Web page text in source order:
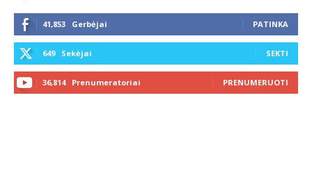
41,853 Gerbėjai PATINKA
649 Sekėjai SEKTI
36,814 Prenumeratoriai PRENUMERUOTI